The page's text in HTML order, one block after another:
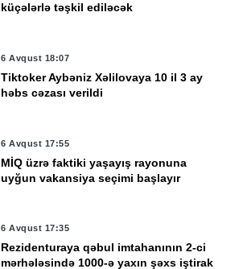
küçələrlə təşkil ediləcək
6 Avqust 18:07
Tiktoker Aybəniz Xəlilovaya 10 il 3 ay
həbs cəzası verildi
6 Avqust 17:55
MİQ üzrə faktiki yaşayış rayonuna
uyğun vakansiya seçimi başlayır
6 Avqust 17:35
Rezidenturaya qəbul imtahanının 2-ci
mərhələsində 1000-ə yaxın şəxs iştirak